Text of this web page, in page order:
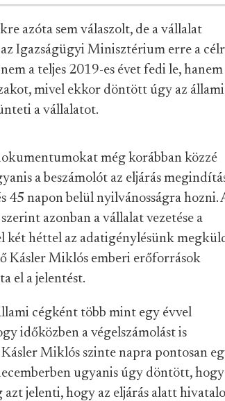
azóta sem válaszolt, de a vállalat
Igazságügyi Minisztérium erre a
a teljes 2019-es évet fedi le, hanem
mivel ekkor döntött úgy az állami
a vállalatot.
még korábban közzé
a beszámolót az eljárás
45 napon belül nyilvánosságra hozni.
azonban a vállalat vezetése a
két héttel az adatigénylésünk
Kásler Miklós emberi erőforrások
el a jelentést.
cégként több mint egy évvel
időközben a végelszámolást is
Miklós szinte napra pontosan
ugyanis úgy döntött, hogy
jelenti, hogy az eljárás alatt